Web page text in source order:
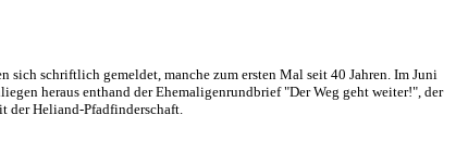
sich schriftlich gemeldet, manche zum ersten Mal seit 40 Jahren. Im Juni
heraus enthand der Ehemaligenrundbrief "Der Weg geht weiter!", der
der Heliand-Pfadfinderschaft.